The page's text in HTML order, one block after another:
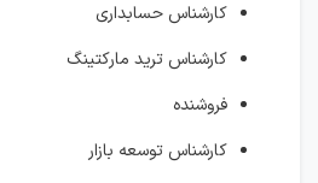
کارشناس حسابداری
کارشناس ترید مارکتینگ
فروشنده
کارشناس توسعه بازار